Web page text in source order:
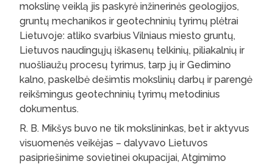
mokslinę veiklą jis paskyrė inžinerinės geologijos,
gruntų mechanikos ir geotechninių tyrimų plėtrai
Lietuvoje: atliko svarbius Vilniaus miesto gruntų,
Lietuvos naudingųjų iškasenų telkinių, piliakalnių ir
nuošliaužų procesų tyrimus, tarp jų ir Gedimino
kalno, paskelbė dešimtis mokslinių darbų ir parengė
reikšmingus geotechninių tyrimų metodinius
dokumentus.
R. B. Mikšys buvo ne tik mokslininkas, bet ir aktyvus
visuomenės veikėjas – dalyvavo Lietuvos
pasipriešinime sovietinei okupacijai, Atgimimo